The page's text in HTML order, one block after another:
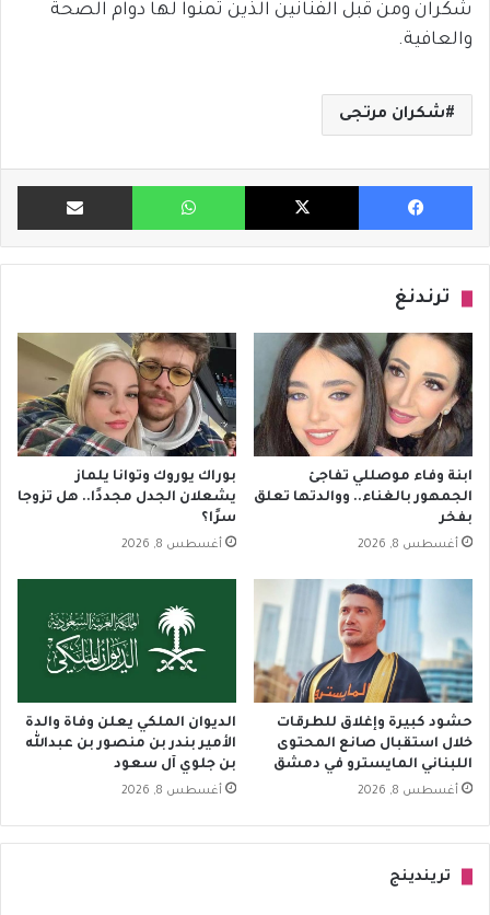
شكران ومن قبل الفنانين الذين تمنوا لها دوام الصحة
والعافية.
شكران مرتجى
فيسبوك X واتساب مشاركة
ترندنغ
ابنة وفاء موصللي تفاجئ
الجمهور بالغناء.. ووالدتها تعلق
بفخر
أغسطس 8, 2026
بوراك يوروك وتوانا يلماز
يشعلان الجدل مجددًا.. هل تزوجا
سرًا؟
أغسطس 8, 2026
حشود كبيرة وإغلاق للطرقات
خلال استقبال صانع المحتوى
اللبناني المايسترو في دمشق
أغسطس 8, 2026
الديوان الملكي يعلن وفاة والدة
الأمير بندر بن منصور بن عبدالله
بن جلوي آل سعود
أغسطس 8, 2026
تريندينج